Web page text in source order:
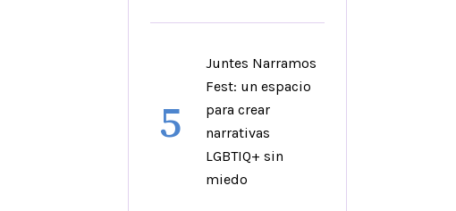
5
Juntes Narramos
Fest: un espacio
para crear
narrativas
LGBTIQ+ sin
miedo